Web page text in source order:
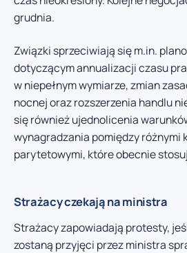
grudnia.
Związki sprzeciwiają się m.in.
dotyczącym annualizacji czasu
w niepełnym wymiarze, zmian
nocnej oraz rozszerzenia handlu
się również ujednolicenia
wynagradzania pomiędzy różnymi
parytetowymi, które obecnie
Strażacy czekają na ministra
Strażacy zapowiadają protesty,
zostaną przyjęci przez ministra